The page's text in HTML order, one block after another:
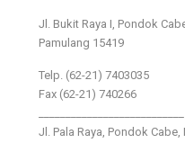
Jl. Bukit Raya I, Pondok
Pamulang 15419
Telp. (62-21) 7403035
Fax (62-21) 740266
Jl. Pala Raya, Pondok